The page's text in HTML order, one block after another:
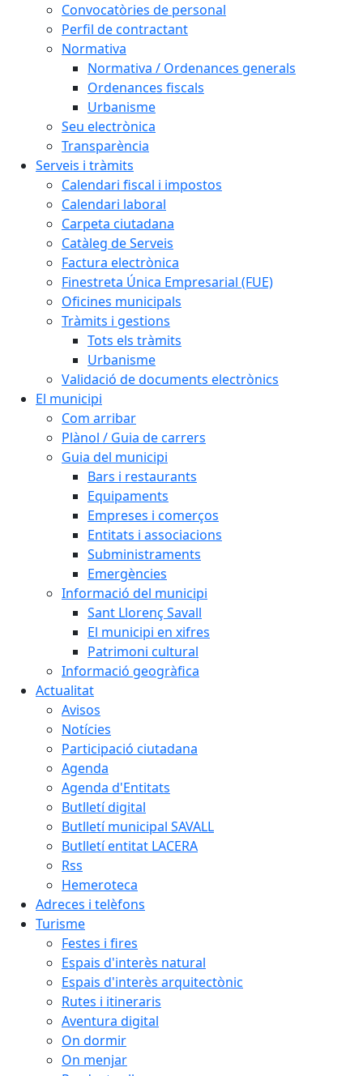
Convocatòries de personal
Perfil de contractant
Normativa
Normativa / Ordenances generals
Ordenances fiscals
Urbanisme
Seu electrònica
Transparència
Serveis i tràmits
Calendari fiscal i impostos
Calendari laboral
Carpeta ciutadana
Catàleg de Serveis
Factura electrònica
Finestreta Única Empresarial (FUE)
Oficines municipals
Tràmits i gestions
Tots els tràmits
Urbanisme
Validació de documents electrònics
El municipi
Com arribar
Plànol / Guia de carrers
Guia del municipi
Bars i restaurants
Equipaments
Empreses i comerços
Entitats i associacions
Subministraments
Emergències
Informació del municipi
Sant Llorenç Savall
El municipi en xifres
Patrimoni cultural
Informació geogràfica
Actualitat
Avisos
Notícies
Participació ciutadana
Agenda
Agenda d'Entitats
Butlletí digital
Butlletí municipal SAVALL
Butlletí entitat LACERA
Rss
Hemeroteca
Adreces i telèfons
Turisme
Festes i fires
Espais d'interès natural
Espais d'interès arquitectònic
Rutes i itineraris
Aventura digital
On dormir
On menjar